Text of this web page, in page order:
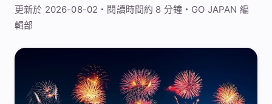
更新於 2026-08-02・閱讀時間約 8 分鐘・GO JAPAN 編
輯部